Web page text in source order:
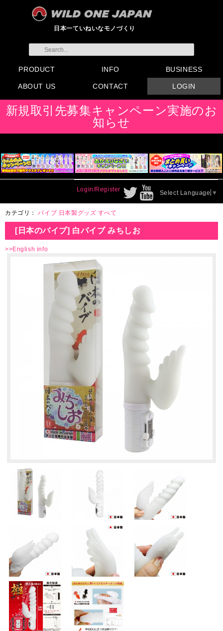
日本一ていねいなモノづくり
PRODUCT
すべてのグッズ
新製品
発売前製品
デンマ
ニップルドーム他
ローター
バイブ
オナホール
ラブドール
サポート
矯正リング
ローション
ラブサプリ
ディルド
アナル
SMグッズ
日本製グッズ
その他グッズ
INFO
製品情報
お知らせ
イベント・展示会
メディア掲載
BUSINESS
会員登録
注文方法・卸売りについ
FAX注文書
カタログ
販促物配布
代理店契約について
ABOUT US
会社概要
よくある質問
取り扱い店リスト
CONTACT
お問い合わせ
付属品販売(一般のお客様
向け)
アイディア募集
LOGIN
新規取引先募集キャンペーン実施のお
知らせ
Login/Register
Select Language ▼
カテゴリ：バイブ 日本製グッズ すべて
[日本のバイブ] 白バイブ みちしお
>>English info